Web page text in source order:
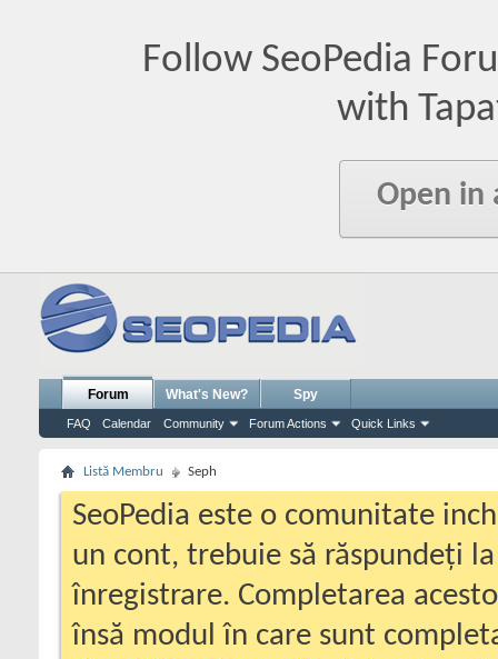
Follow SeoPedia
with
Open in
Forum
FAQ Calendar Community Forum Actions Quick Links
What's New? Spy
Listă Membru Seph
SeoPedia este o comunitate
un cont, trebuie să răspundeți
înregistrare. Completarea
însă modul în care sunt